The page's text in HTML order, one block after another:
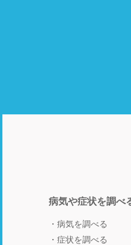
病気や症状を調べ
病気を調べる
症状を調べる